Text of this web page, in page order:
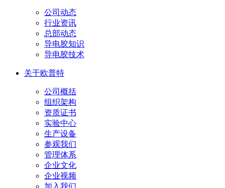
公司动态
行业资讯
总部动态
导电胶知识
导电胶技术
关于欧普特
公司概括
组织架构
资质证书
实验中心
生产设备
参观我们
管理体系
企业文化
企业视频
加入我们